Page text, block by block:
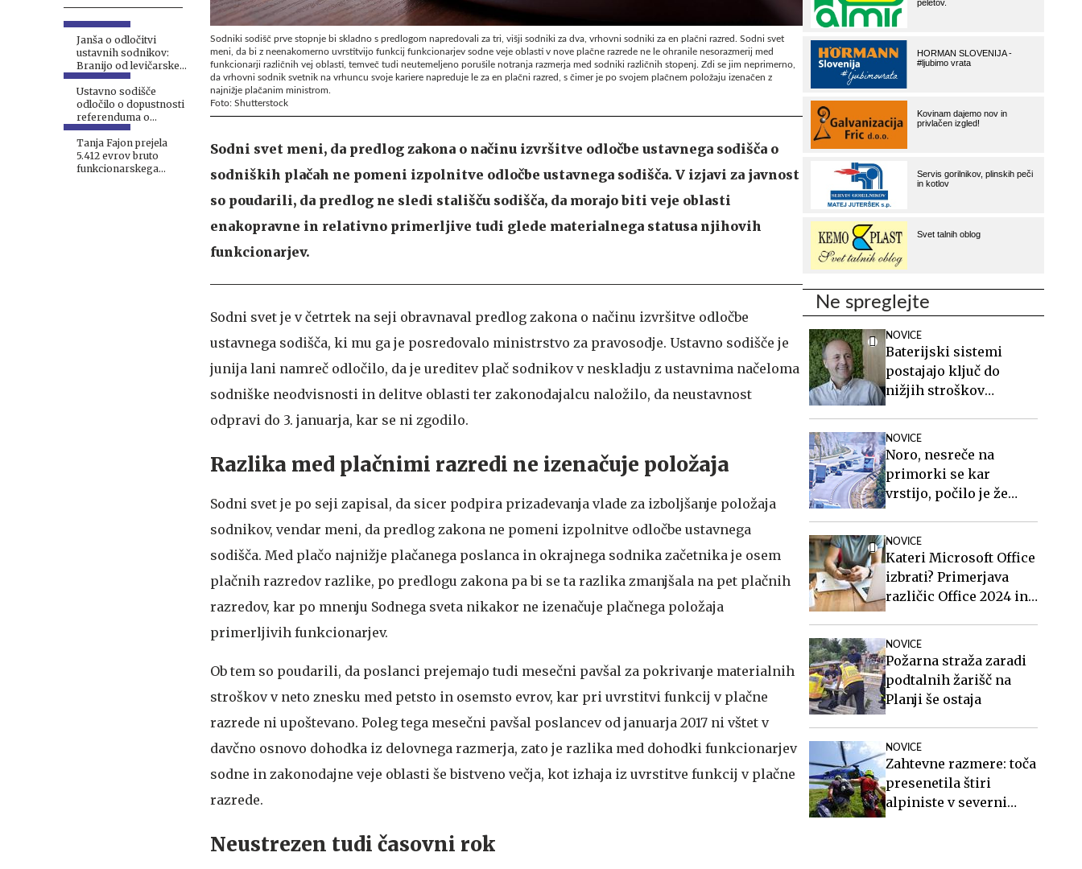
Janša o odločitvi
ustavnih sodnikov:
Branijo od levičarske
politike škodljivo stanje
Ustavno sodišče
odločilo o dopustnosti
referenduma o
interventnem zakonu
Tanja Fajon prejela
5.412 evrov bruto
funkcionarskega
Sodniki sodišč prve stopnje bi skladno s predlogom napredovali za tri, višji sodniki za dva, vrhovni sodniki za en plačni razred. Sodni svet
meni, da bi z neenakomerno uvrstitvijo funkcij funkcionarjev sodne veje oblasti v nove plačne razrede ne le ohranile nesorazmerij med
funkcionarji različnih vej oblasti, temveč tudi neutemeljeno porušile notranja razmerja med sodniki različnih stopenj. Zdi se jim neprimerno,
da vrhovni sodnik svetnik na vrhuncu svoje kariere napreduje le za en plačni razred, s čimer je po svojem plačnem položaju izenačen z
najnižje plačanim ministrom.
Foto: Shutterstock
Sodni svet meni, da predlog zakona o načinu izvršitve odločbe ustavnega sodišča o
sodniških plačah ne pomeni izpolnitve odločbe ustavnega sodišča. V izjavi za javnost
so poudarili, da predlog ne sledi stališču sodišča, da morajo biti veje oblasti
enakopravne in relativno primerljive tudi glede materialnega statusa njihovih
funkcionarjev.
Sodni svet je v četrtek na seji obravnaval predlog zakona o načinu izvršitve odločbe
ustavnega sodišča, ki mu ga je posredovalo ministrstvo za pravosodje. Ustavno sodišče je
junija lani namreč odločilo, da je ureditev plač sodnikov v neskladju z ustavnima načeloma
sodniške neodvisnosti in delitve oblasti ter zakonodajalcu naložilo, da neustavnost
odpravi do 3. januarja, kar se ni zgodilo.
Razlika med plačnimi razredi ne izenačuje položaja
Sodni svet je po seji zapisal, da sicer podpira prizadevanja vlade za izboljšanje položaja
sodnikov, vendar meni, da predlog zakona ne pomeni izpolnitve odločbe ustavnega
sodišča. Med plačo najnižje plačanega poslanca in okrajnega sodnika začetnika je osem
plačnih razredov razlike, po predlogu zakona pa bi se ta razlika zmanjšala na pet plačnih
razredov, kar po mnenju Sodnega sveta nikakor ne izenačuje plačnega položaja
primerljivih funkcionarjev.
Ob tem so poudarili, da poslanci prejemajo tudi mesečni pavšal za pokrivanje materialnih
stroškov v neto znesku med petsto in osemsto evrov, kar pri uvrstitvi funkcij v plačne
razrede ni upoštevano. Poleg tega mesečni pavšal poslancev od januarja 2017 ni vštet v
davčno osnovo dohodka iz delovnega razmerja, zato je razlika med dohodki funkcionarjev
sodne in zakonodajne veje oblasti še bistveno večja, kot izhaja iz uvrstitve funkcij v plačne
razrede.
Neustrezen tudi časovni rok
Ne spreglejte
NOVICE
Baterijski sistemi
postajajo ključ do
nižjih stroškov
NOVICE
Noro, nesreče na
primorki se kar
vrstijo, počilo je že
NOVICE
Kateri Microsoft Office
izbrati? Primerjava
različic Office 2024 in
NOVICE
Požarna straža zaradi
podtalnih žarišč na
Planji še ostaja
NOVICE
Zahtevne razmere: toča
presenetila štiri
alpiniste v severni